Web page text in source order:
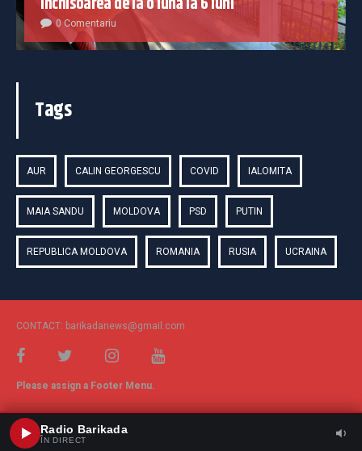
0 Comentariu
Tags
AUR CALIN GEORGESCU COVID IALOMITA
MAIA SANDU MOLDOVA PSD PUTIN
REPUBLICA MOLDOVA ROMANIA RUSIA UCRAINA
CONTACT: barikadanews@gmail.com
Please assign a Footer Menu.
Radio Barikada
ÎN DIRECT